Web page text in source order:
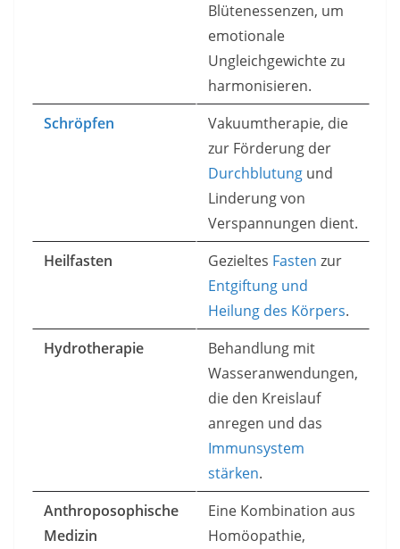
Blütenessenzen, um
emotionale
Ungleichgewichte zu
harmonisieren.
Schröpfen
Vakuumtherapie, die
zur Förderung der
Durchblutung und
Linderung von
Verspannungen dient.
Heilfasten
Gezieltes Fasten zur
Entgiftung und
Heilung des Körpers.
Hydrotherapie
Behandlung mit
Wasseranwendungen,
die den Kreislauf
anregen und das
Immunsystem
stärken.
Anthroposophische
Medizin
Eine Kombination aus
Homöopathie,